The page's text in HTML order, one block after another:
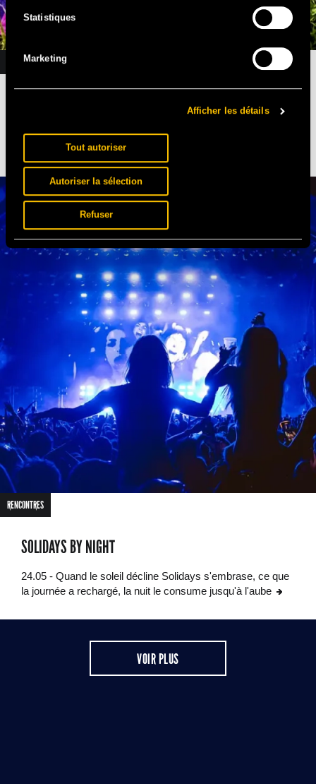
Statistiques
Marketing
Afficher les détails
Tout autoriser
Autoriser la sélection
Refuser
ACTUALITÉS
25.06 - Votre festival. Votre team. Votre maillot. En vente
actuellement en exclusivité.
RENCONTRES
SOLIDAYS BY NIGHT
24.05 - Quand le soleil décline Solidays s'embrase, ce que
la journée a rechargé, la nuit le consume jusqu'à l'aube
VOIR PLUS